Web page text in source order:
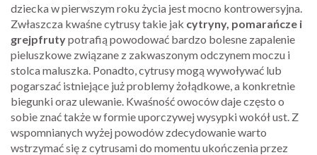
dziecka w pierwszym roku życia jest mocno kontrowersyjna.
Zwłaszcza kwaśne cytrusy takie jak cytryny, pomarańcze i
grejpfrutypotrafią powodować bardzo bolesne zapalenie
pieluszkowe związane z zakwaszonym odczynem moczu i
stolca maluszka. Ponadto, cytrusy mogą wywoływać lub
pogarszać istniejące już problemy żołądkowe, a konkretnie
biegunki oraz ulewanie. Kwaśność owoców daje często o
sobie znać także w formie uporczywej wysypki wokół ust. Z
wspomnianych wyżej powodów zdecydowanie warto
wstrzymać się z cytrusami do momentu ukończenia przez